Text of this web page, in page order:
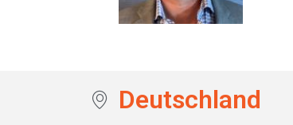
Deutschland